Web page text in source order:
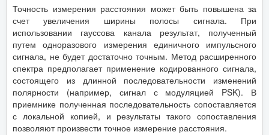
Точность измерения расстояния может быть повышена за
счет увеличения ширины полосы сигнала. При
использовании гауссова канала результат, полученный
путем одноразового измерения единичного импульсного
сигнала, не будет достаточно точным. Метод расширенного
спектра предполагает применение кодированного сигнала,
состоящего из длинной последовательности изменений
полярности (например, сигнал с модуляцией PSK). В
приемнике полученная последовательность сопоставляется
с локальной копией, и результаты такого сопоставления
позволяют произвести точное измерение расстояния.